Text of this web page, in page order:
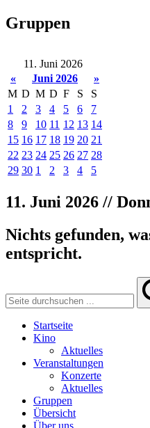
Gruppen
11. Juni 2026
«
Juni 2026
»
M D M D F S
S
1
2 3 4 5 6
7
8
9 10 11 12 13 14
15 16 17 18 19 20 21
22 23 24 25 26 27 28
29 30 1 2 3 4 5
11. Juni 2026 //
Nichts gefunden,
entspricht.
Startseite
Kino
Aktuelles
Veranstaltungen
Konzerte
Aktuelles
Gruppen
Übersicht
Über uns